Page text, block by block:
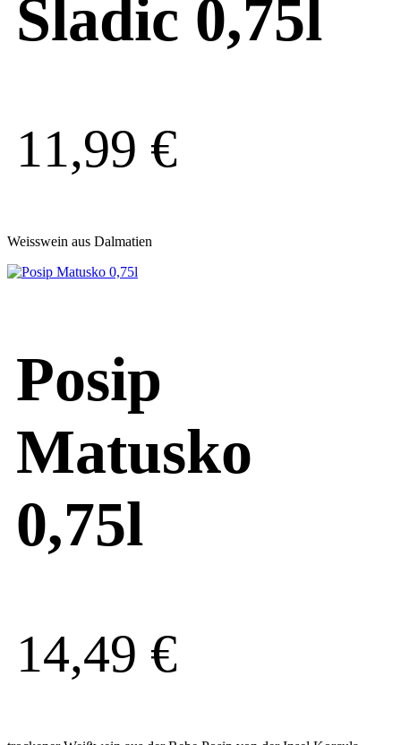
Sladic 0,75l
11,99 €
Weisswein aus Dalmatien
Posip
Matusko
0,75l
14,49 €